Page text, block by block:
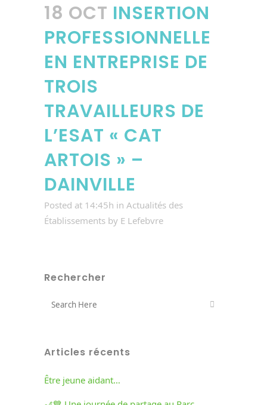
18 OCT INSERTION
PROFESSIONNELLE
EN ENTREPRISE DE
TROIS
TRAVAILLEURS DE
L’ESAT « CAT
ARTOIS » –
DAINVILLE
Posted at 14:45h in Actualités des
Établissements by E Lefebvre
Rechercher
Articles récents
Être jeune aidant…